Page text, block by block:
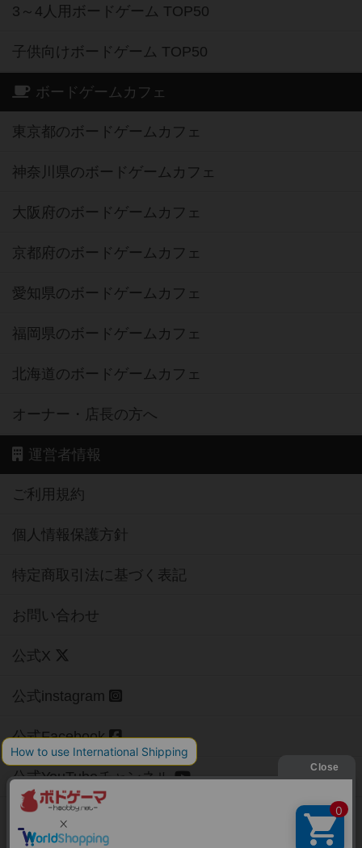
3～4人用ボードゲーム TOP50
子供向けボードゲーム TOP50
ボードゲームカフェ
東京都のボードゲームカフェ
神奈川県のボードゲームカフェ
大阪府のボードゲームカフェ
京都府のボードゲームカフェ
愛知県のボードゲームカフェ
福岡県のボードゲームカフェ
北海道のボードゲームカフェ
オーナー・店長の方へ
運営者情報
ご利用規約
個人情報保護方針
特定商取引法に基づく表記
お問い合わせ
公式X
公式instagram
公式Facebook
公式YouTubeチャンネル